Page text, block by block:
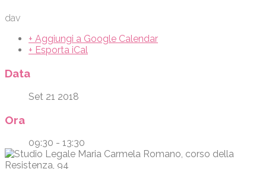
dav
+ Aggiungi a Google Calendar
+ Esporta iCal
Data
Set 21 2018
Ora
09:30 - 13:30